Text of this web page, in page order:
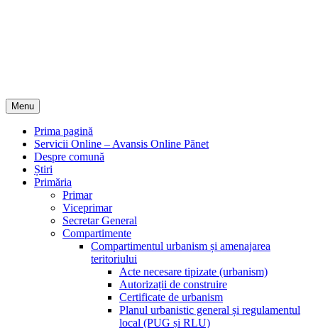
Menu
Prima pagină
Servicii Online – Avansis Online Pănet
Despre comună
Știri
Primăria
Primar
Viceprimar
Secretar General
Compartimente
Compartimentul urbanism și amenajarea
teritoriului
Acte necesare tipizate (urbanism)
Autorizații de construire
Certificate de urbanism
Planul urbanistic general și regulamentul
local (PUG și RLU)